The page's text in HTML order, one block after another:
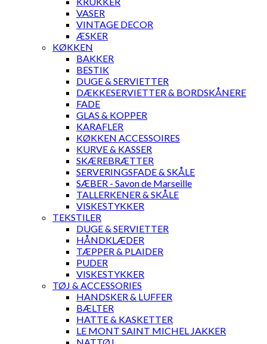
VASER
VINTAGE DECOR
ÆSKER
KØKKEN
BAKKER
BESTIK
DUGE & SERVIETTER
DÆKKESERVIETTER & BORDSKÅNERE
FADE
GLAS & KOPPER
KARAFLER
KØKKEN ACCESSOIRES
KURVE & KASSER
SKÆREBRÆTTER
SERVERINGSFADE & SKÅLE
SÆBER - Savon de Marseille
TALLERKENER & SKÅLE
VISKESTYKKER
TEKSTILER
DUGE & SERVIETTER
HÅNDKLÆDER
TÆPPER & PLAIDER
PUDER
VISKESTYKKER
TØJ & ACCESSORIES
HANDSKER & LUFFER
BÆLTER
HATTE & KASKETTER
LE MONT SAINT MICHEL JAKKER